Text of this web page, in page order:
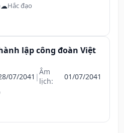
☁Hắc đạo
lập công đoàn Việt
07/2041 |Âm
lịch:
01/07/2041